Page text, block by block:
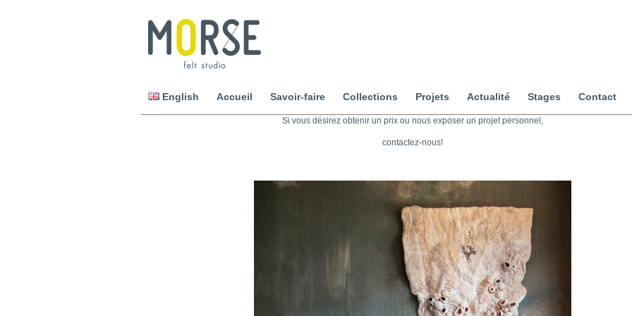
English Accueil Savoir-faire Collections Projets Actualité Stages Contact
Si vous désirez obtenir un prix ou nous exposer un projet personnel,
contactez-nous!